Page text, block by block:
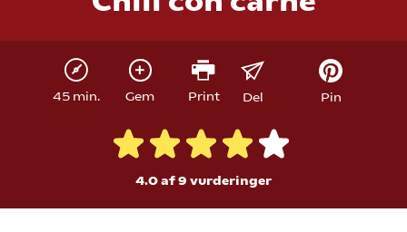
45 min. Gem Print Del Pin
4.0 af 9 vurderinger